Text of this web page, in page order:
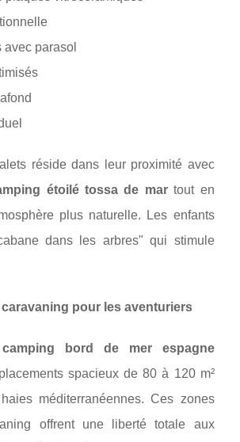
avec parasol
réside dans leur proximité avec
étoilé tossa de martout en
plus naturelle. Les enfants
dans les arbres" qui stimule
caravaning pour les aventuriers
camping bord de mer espagne
spacieux de 80 à 120 m²
méditerranéennes. Ces zones
offrent une liberté totale aux